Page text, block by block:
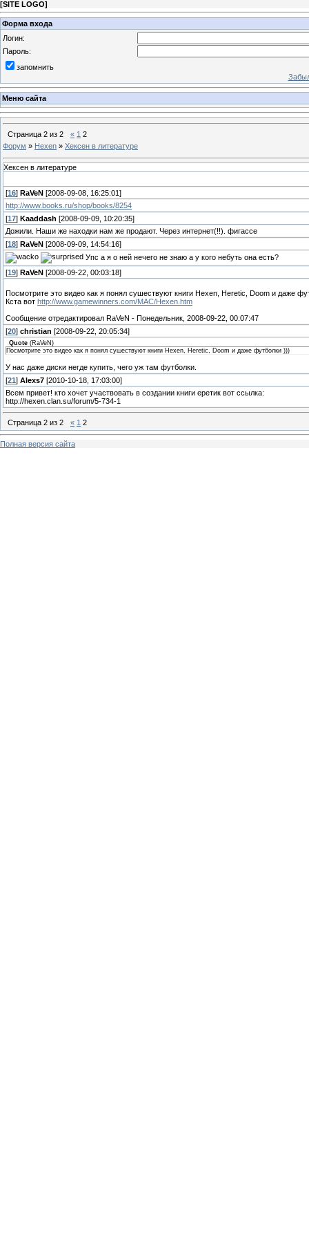
[SITE LOGO]
Форма входа
Логин:
Пароль:
запомнить
Меню сайта
Страница 2 из 2 « 1 2
Форум » Hexen » Хексен в литературе
Хексен в литературе
[16] RaVeN [2008-09-08, 16:25:01]
http://www.books.ru/shop/books/8254
[17] Kaaddash [2008-09-09, 10:20:35]
Дожили. Наши же находки нам же продают. Через интернет(!!). фигассе
[18] RaVeN [2008-09-09, 14:54:16]
Упс а я о ней нечего не знаю а у кого небуть она есть?
[19] RaVeN [2008-09-22, 00:03:18]
Посмотрите это видео как я понял сушествуют книги Hexen, Heretic, Doom и даже
Кста вот http://www.gamewinners.com/MAC/Hexen.htm
Сообщение отредактировал RaVeN - Понедельник, 2008-09-22, 00:07:47
[20] christian [2008-09-22, 20:05:34]
Quote (RaVeN )
Посмотрите это видео как я понял сушествуют книги Hexen, Heretic, Doom и даже футболки )))
У нас даже диски негде купить, чего уж там футболки.
[21 ] Alexs7 [2010-10-18, 17:03:00]
Всем привет! кто хочет участвовать в создании книги еретик вот ссылка:
http://hexen.clan.su/forum/5-734-1
Страница 2 из 2 « 1 2
Полная версия сайта